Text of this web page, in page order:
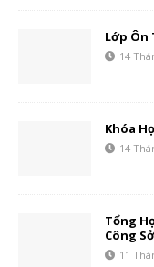
Lớp Ôn
14
Khóa
14
Tổng
Công Sở
11